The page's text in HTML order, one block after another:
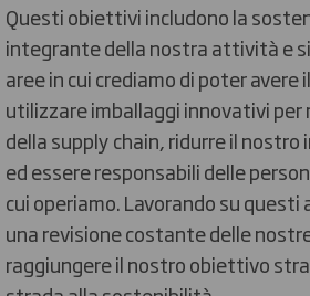
Questi obiettivi includono la
integrante della nostra attività e
aree in cui crediamo di poter
utilizzare imballaggi innovativi per
della supply chain, ridurre il
ed essere responsabili delle
cui operiamo. Lavorando su
una revisione costante delle
raggiungere il nostro obiettivo